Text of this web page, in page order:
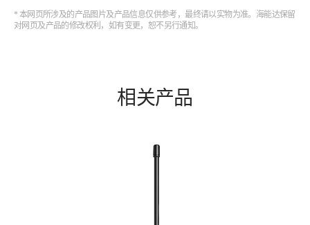
* 本网页所涉及的产品图片及产品信息仅供参考，最终请以实物为准。海能达保留
对网页及产品的修改权利，如有变更，恕不另行通知。
相关产品